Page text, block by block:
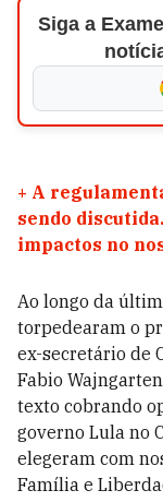
Siga a
+ A
sendo
impactos no
Ao longo da
torpedearam o
ex-secretário de
Fabio
texto cobrando
governo Lula no
elegeram com
Família e